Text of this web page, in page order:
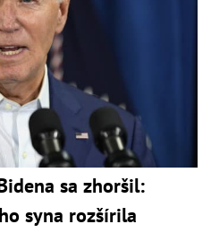
sa zhoršil:
syna rozšírila